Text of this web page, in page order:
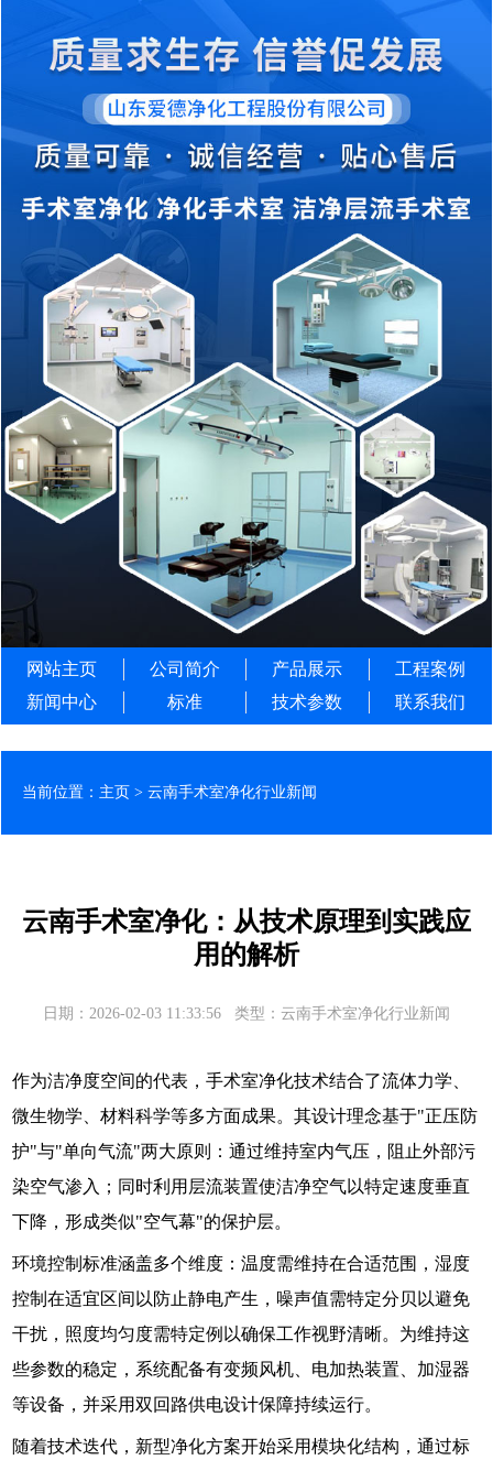
网站主页 公司简介 产品展示
工程案例
新闻中心
标准 技术参数 联系我们
当前位置： 主页 > 云南手术室净化行业新闻
云南手术室净化：从技术原理到实践应
用的解析
日期：2026-02-03 11:33:56 类型：云南手术室净化行业新闻
作为洁净度空间的代表， 手术室净化技术结合了流体力学、
微生物学、材料科学等多方面成果。其设计理念基于"正压防
护"与"单向气流"两大原则：通过维持室内气压，阻止外部污
染空气渗入；同时利用层流装置使洁净空气以特定速度垂直
下降，形成类似"空气幕"的保护层。
环境控制标准涵盖多个维度：温度需维持在合适范围，湿度
控制在适宜区间以防止静电产生，噪声值需特定分贝以避免
干扰，照度均匀度需特定例以确保工作视野清晰。为维持这
些参数的稳定，系统配备有变频风机、电加热装置、加湿器
等设备，并采用双回路供电设计保障持续运行。
随着技术迭代，新型净化方案开始采用模块化结构，通过标